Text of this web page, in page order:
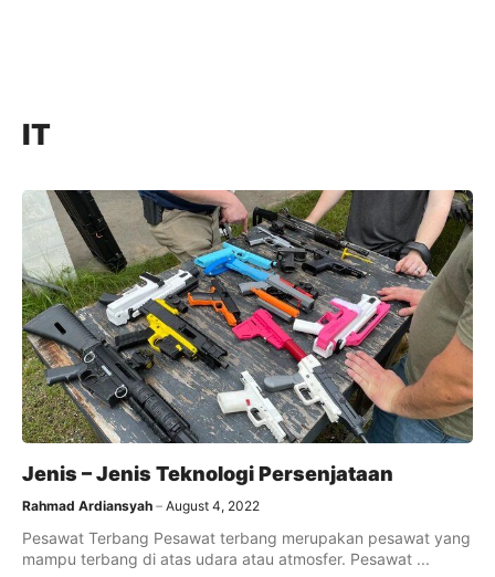
IT
Jenis – Jenis Teknologi Persenjataan
Rahmad Ardiansyah August 4, 2022
Pesawat Terbang Pesawat terbang merupakan pesawat yang
mampu terbang di atas udara atau atmosfer. Pesawat ...